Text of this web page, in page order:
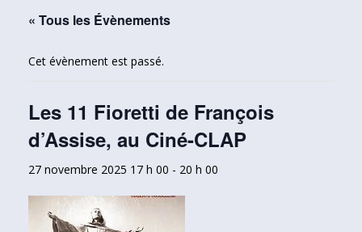
« Tous les Évènements
Cet évènement est passé.
Les 11 Fioretti de François
d’Assise, au Ciné-CLAP
27 novembre 2025 17 h 00 - 20 h 00